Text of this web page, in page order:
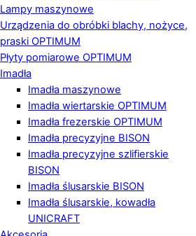
Lampy maszynowe
Urządzenia do obróbki blachy, nożyce,
praski OPTIMUM
Płyty pomiarowe OPTIMUM
Imadła
Imadła maszynowe
Imadła wiertarskie OPTIMUM
Imadła frezerskie OPTIMUM
Imadła precyzyjne BISON
Imadła precyzyjne szlifierskie
BISON
Imadła ślusarskie BISON
Imadła ślusarskie, kowadła
UNICRAFT